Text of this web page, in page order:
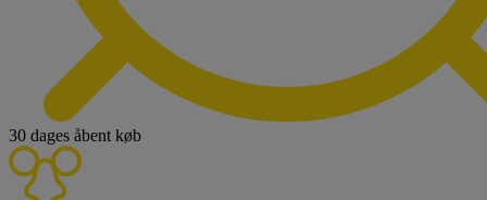
30 dages åbent køb